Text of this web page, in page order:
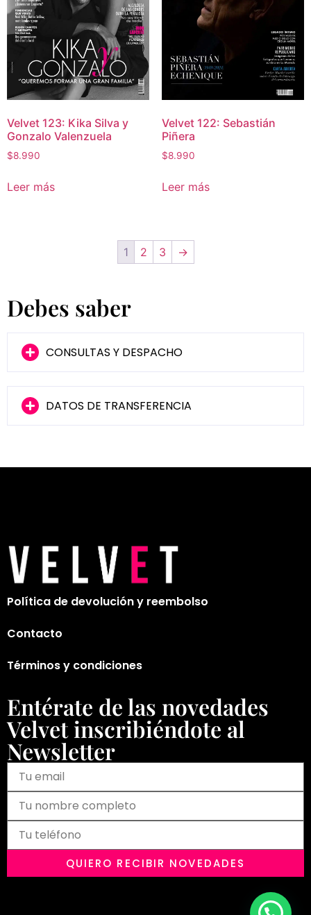
Velvet 123: Kika Silva y
Gonzalo Valenzuela
$8.990
Leer más
Velvet 122: Sebastián
Piñera
$8.990
Leer más
1 2 3 →
Debes saber
CONSULTAS Y DESPACHO
DATOS DE TRANSFERENCIA
Política de devolución y reembolso
Contacto
Términos y condiciones
Entérate de las novedades
Velvet inscribiéndote al
Newsletter
QUIERO RECIBIR NOVEDADES